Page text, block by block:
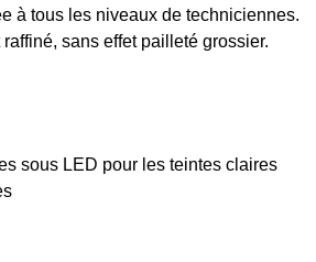
à tous les niveaux de techniciennes.
sans effet pailleté grossier.
sous LED pour les teintes claires